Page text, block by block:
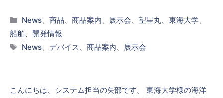
カ
テ
ゴ
リ
News、 商品、 商品案内、 展示会、 望星丸、 東海大学、
船舶、 開発情報
タ
News、 デバイス 、 商品案内、 展示会
こんにちは、システム担当の矢部です。 東海大学様の海洋